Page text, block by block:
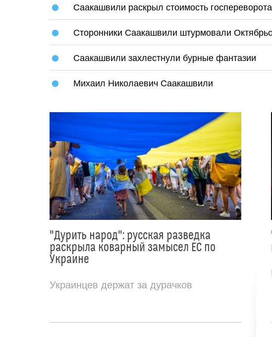
Саакашвили раскрыл стоимость
Сторонники Саакашвили штурмовали
Саакашвили захлестнули бурные фантазии
Михаил Николаевич Саакашвили
"Дурить народ": русская разведка
раскрыла коварный замысел ЕС по
Украине
Украинцев держат за дурачков